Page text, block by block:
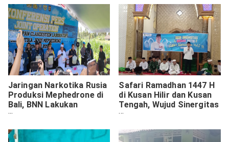
Jaringan Narkotika Rusia
Produksi Mephedrone di
Bali, BNN Lakukan
Penindakan
Safari Ramadhan 1447 H
di Kusan Hilir dan Kusan
Tengah, Wujud Sinergitas
Merah Putih